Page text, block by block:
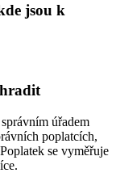
jsou k
úřadem
poplatcích,
se vyměřuje